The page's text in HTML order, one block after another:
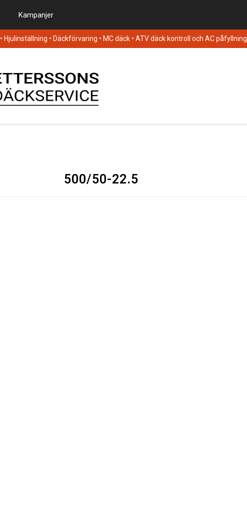
Kampanjer
• Hjulinställning • Däckförvaring • MC däck • ATV däck kontroll och AC påfyllning
500/50-22.5